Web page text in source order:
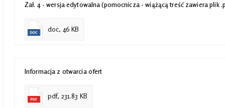
Zał. 4 - wersja edytowalna (pomocnicza - wiążącą treść zawiera plik
doc, 46 KB
Informacja z otwarcia ofert
pdf, 231.83 KB